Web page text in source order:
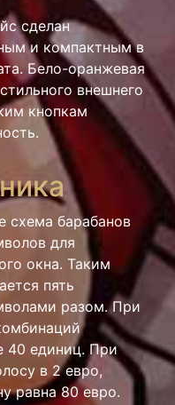
сделан
и компактным в
Бело-оранжевая
внешнего
кнопкам
схема барабанов
для
окна. Таким
пять
разом. При
40 единиц. При
в 2 евро,
равна 80 евро.